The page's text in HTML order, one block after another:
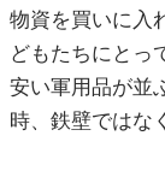
物資を買いに入
どもたちにとっ
安い軍用品が並
時、鉄壁ではな